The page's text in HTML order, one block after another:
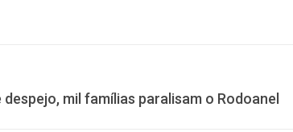
mil famílias paralisam o Rodoanel